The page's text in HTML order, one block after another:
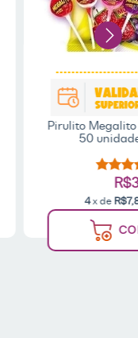
Pirulito Megalito
50
4 x de